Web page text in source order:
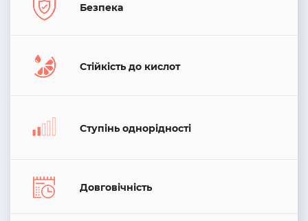
Безпека
Стійкість до кислот
Ступінь однорідності
Довговічність